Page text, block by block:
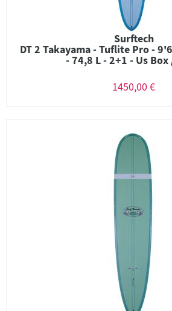
Surftech
DT 2 Takayama - Tuflite Pro -
- 74,8 L - 2+1 - Us Box
1450,00 €